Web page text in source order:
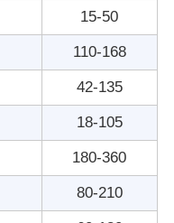
15-50
110-168
42-135
18-105
180-360
80-210